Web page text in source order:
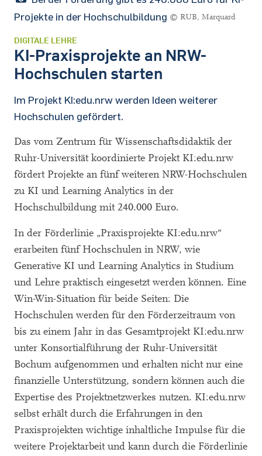
Projekte in der Hochschulbildung © RUB, Marquard
DIGITALE LEHRE
KI-Praxisprojekte an NRW-
Hochschulen starten
Im Projekt KI:edu.nrw werden Ideen weiterer
Hochschulen gefördert.
Das vom Zentrum für Wissenschaftsdidaktik der
Ruhr-Universität koordinierte Projekt KI:edu.nrw
fördert Projekte an fünf weiteren NRW-Hochschulen
zu KI und Learning Analytics in der
Hochschulbildung mit 240.000 Euro.
In der Förderlinie „Praxisprojekte KI:edu.nrw“
erarbeiten fünf Hochschulen in NRW, wie
Generative KI und Learning Analytics in Studium
und Lehre praktisch eingesetzt werden können. Eine
Win-Win-Situation für beide Seiten: Die
Hochschulen werden für den Förderzeitraum von
bis zu einem Jahr in das Gesamtprojekt KI:edu.nrw
unter Konsortialführung der Ruhr-Universität
Bochum aufgenommen und erhalten nicht nur eine
finanzielle Unterstützung, sondern können auch die
Expertise des Projektnetzwerkes nutzen. KI:edu.nrw
selbst erhält durch die Erfahrungen in den
Praxisprojekten wichtige inhaltliche Impulse für die
weitere Projektarbeit und kann durch die Förderlinie